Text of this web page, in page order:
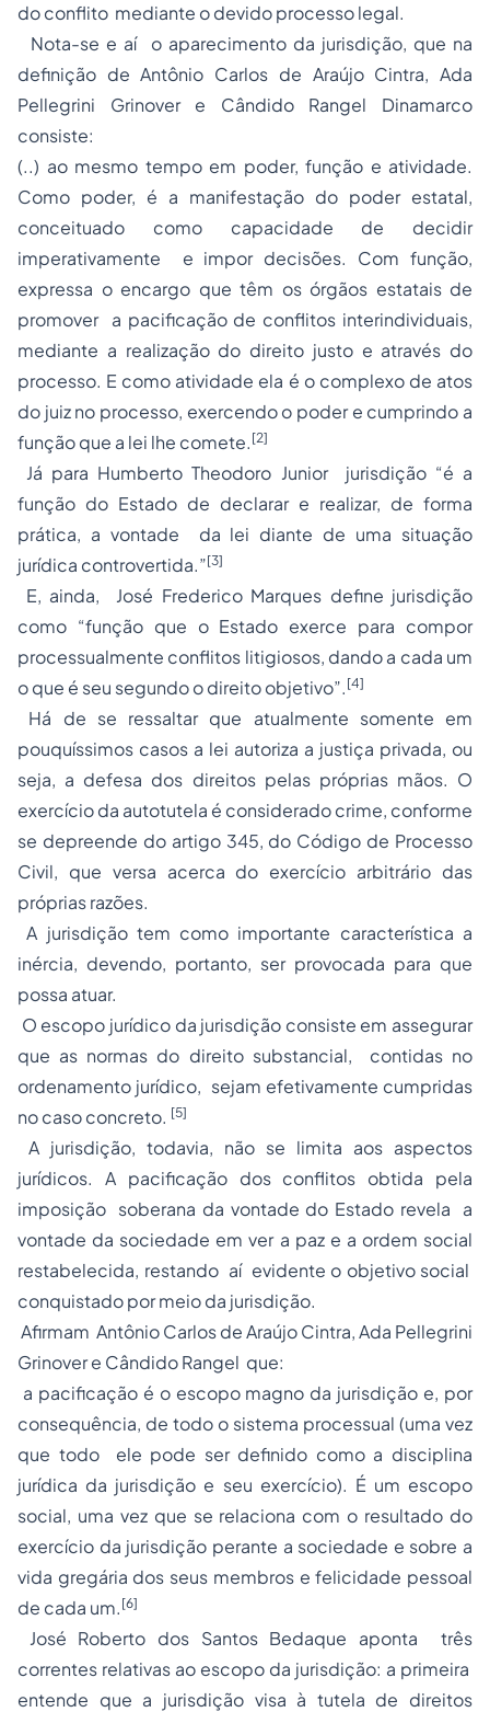
do conflito mediante o devido processo legal.
Nota-se e aí o aparecimento da jurisdição, que na
definição de Antônio Carlos de Araújo Cintra, Ada
Pellegrini Grinover e Cândido Rangel Dinamarco
consiste:
(..) ao mesmo tempo em poder, função e atividade.
Como poder, é a manifestação do poder estatal,
conceituado como capacidade de decidir
imperativamente e impor decisões. Com função,
expressa o encargo que têm os órgãos estatais de
promover a pacificação de conflitos interindividuais,
mediante a realização do direito justo e através do
processo. E como atividade ela é o complexo de atos
do juiz no processo, exercendo o poder e cumprindo a
função que a lei lhe comete. [2]
Já para Humberto Theodoro Junior jurisdição “é a
função do Estado de declarar e realizar, de forma
prática, a vontade da lei diante de uma situação
jurídica controvertida.”[3]
E, ainda, José Frederico Marques define jurisdição
como “função que o Estado exerce para compor
processualmente conflitos litigiosos, dando a cada um
o que é seu segundo o direito objetivo”. [4]
Há de se ressaltar que atualmente somente em
pouquíssimos casos a lei autoriza a justiça privada, ou
seja, a defesa dos direitos pelas próprias mãos. O
exercício da autotutela é considerado crime, conforme
se depreende do artigo 345, do Código de Processo
Civil, que versa acerca do exercício arbitrário das
próprias razões.
A jurisdição tem como importante característica a
inércia, devendo, portanto, ser provocada para que
possa atuar.
O escopo jurídico da jurisdição consiste em assegurar
que as normas do direito substancial, contidas no
ordenamento jurídico, sejam efetivamente cumpridas
no caso concreto. [5]
A jurisdição, todavia, não se limita aos aspectos
jurídicos. A pacificação dos conflitos obtida pela
imposição soberana da vontade do Estado revela a
vontade da sociedade em ver a paz e a ordem social
restabelecida, restando aí evidente o objetivo social
conquistado por meio da jurisdição.
Afirmam Antônio Carlos de Araújo Cintra, Ada Pellegrini
Grinover e Cândido Rangel que:
a pacificação é o escopo magno da jurisdição e, por
consequência, de todo o sistema processual (uma vez
que todo ele pode ser definido como a disciplina
jurídica da jurisdição e seu exercício). É um escopo
social, uma vez que se relaciona com o resultado do
exercício da jurisdição perante a sociedade e sobre a
vida gregária dos seus membros e felicidade pessoal
de cada um. [6]
José Roberto dos Santos Bedaque aponta três
correntes relativas ao escopo da jurisdição: a primeira
entende que a jurisdição visa à tutela de direitos